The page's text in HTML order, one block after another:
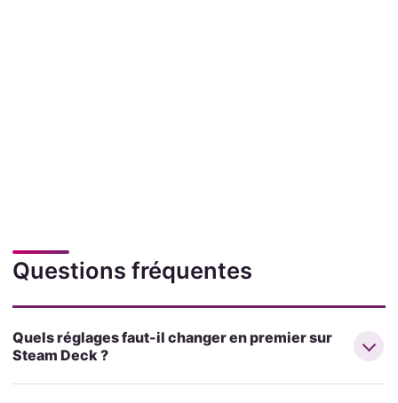
Questions fréquentes
Quels réglages faut-il changer en premier sur
Steam Deck ?